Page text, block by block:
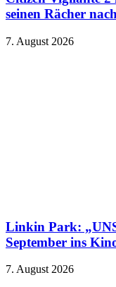
seinen Rächer
7. August 2026
Linkin Park:
September ins
7. August 2026